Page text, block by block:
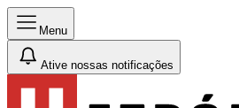
Menu
Ative nossas notificações